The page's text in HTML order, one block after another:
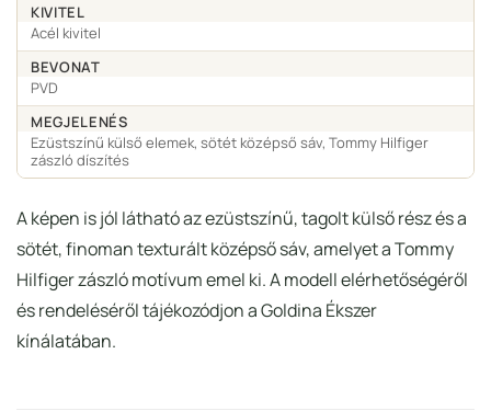
KIVITEL
Acél kivitel
BEVONAT
PVD
MEGJELENÉS
Ezüstszínű külső elemek, sötét középső sáv, Tommy Hilfiger
zászló díszítés
A képen is jól látható az ezüstszínű, tagolt külső rész és a
sötét, finoman texturált középső sáv, amelyet a Tommy
Hilfiger zászló motívum emel ki. A modell elérhetőségéről
és rendeléséről tájékozódjon a Goldina Ékszer
kínálatában.